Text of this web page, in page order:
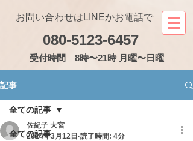
080-5123-6457
お問い合わせはLINEかお電話で
受付時間 8時〜21時 月曜〜日曜
記事
全ての記事
全ての記事
佐紀子 大宮
2024年3月12日 読了時間: 4分